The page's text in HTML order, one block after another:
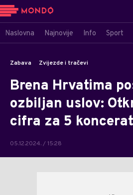
Naslovna Najnovije Info Sport
Zabava Zvijezde i tračevi
Brena Hrvatima
ozbiljan uslov:
cifra za 5
05.12.2024. / 15:28